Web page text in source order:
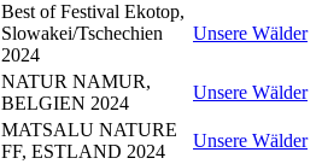
Best of Festival Ekotop,
Slowakei/Tschechien
2024
Unsere Wälder
NATUR NAMUR,
BELGIEN 2024
Unsere Wälder
MATSALU NATURE
FF, ESTLAND 2024
Unsere Wälder